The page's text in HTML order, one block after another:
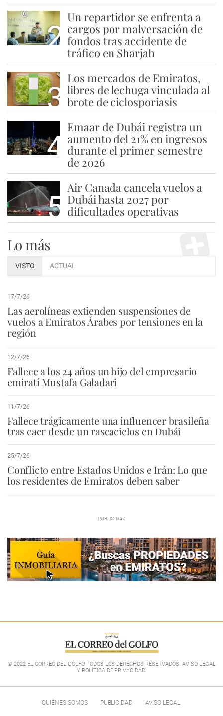
2
Un repartidor se enfrenta a
cargos por malversación de
fondos tras accidente de
tráfico en Sharjah
3
Los mercados de Emiratos,
libres de lechuga vinculada al
brote de ciclosporiasis
4
Emaar de Dubái registra un
aumento del 21% en ingresos
durante el primer semestre
de 2026
5
Air Canada cancela vuelos a
Dubái hasta 2027 por
dificultades operativas
Lo más
VISTO ACTUAL
17/7/26
Las aerolíneas extienden suspensiones de
vuelos a Emiratos Árabes por tensiones en la
región
12/7/26
Fallece a los 24 años un hijo del empresario
emiratí Mustafa Galadari
11/7/26
Fallece trágicamente una influencer brasileña
tras caer desde un rascacielos en Dubái
25/7/26
Conflicto entre Estados Unidos e Irán: Lo que
los residentes de Emiratos deben saber
© 2022 EL CORREO DEL GOLFO TODOS LOS DERECHOS RESERVADOS. AVISO LEGAL
Y POLÍTICA DE PRIVACIDAD.
QUIÉNES SOMOS PUBLICIDAD AVISO LEGAL